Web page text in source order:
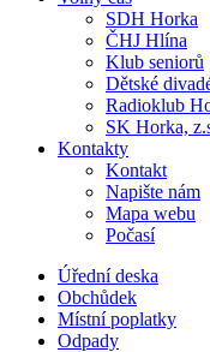
SDH Horka
ČHJ Hlína
Klub seniorů
Dětské
Radioklub
SK Horka,
Kontakty
Kontakt
Napište nám
Mapa webu
Počasí
Úřední deska
Obchůdek
Místní poplatky
Odpady